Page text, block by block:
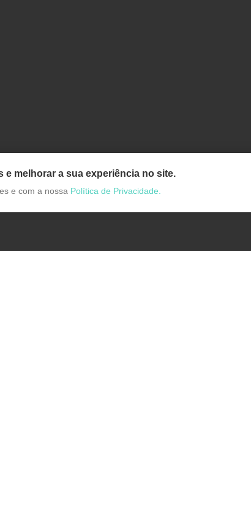
melhorar a sua experiência no site.
e com a nossa Política de Privacidade.